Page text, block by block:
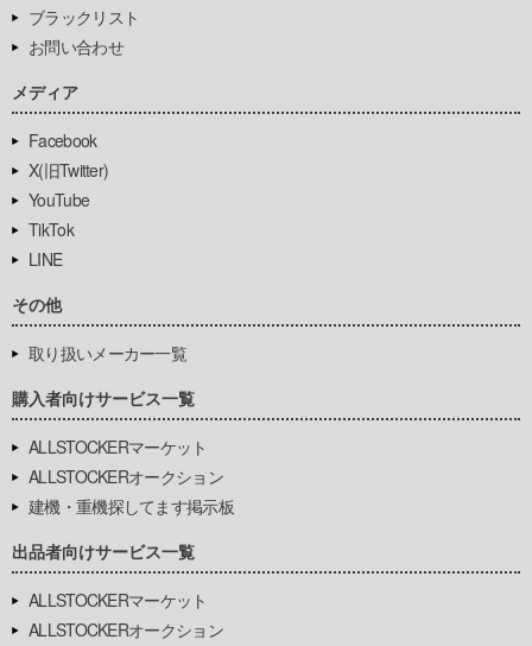
ブラックリスト
お問い合わせ
メディア
Facebook
X(旧Twitter)
YouTube
TikTok
LINE
その他
取り扱いメーカー一覧
購入者向けサービス一覧
ALLSTOCKERマーケット
ALLSTOCKERオークション
建機・重機探してます掲示板
出品者向けサービス一覧
ALLSTOCKERマーケット
ALLSTOCKERオークション